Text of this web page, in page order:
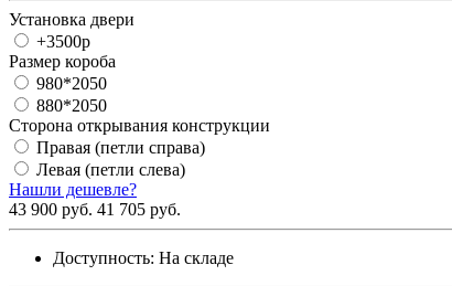
Установка двери
+3500р
Размер короба
980*2050
880*2050
Сторона открывания конструкции
Правая (петли справа)
Левая (петли слева)
Нашли дешевле?
43 900 руб. 41 705 руб.
Доступность: На складе